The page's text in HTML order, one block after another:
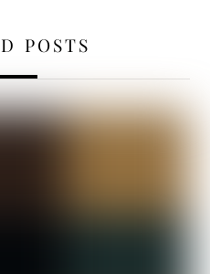
POSTS